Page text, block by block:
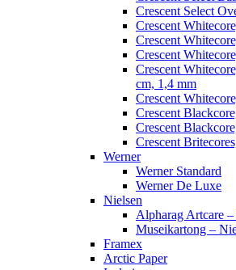
Crescent Select
Crescent
Crescent
Crescent
Crescent
cm, 1,4 mm
Crescent
Crescent
Crescent
Crescent
Werner
Werner Standard
Werner De Luxe
Nielsen
Alpharag Artcare
Museikartong –
Framex
Arctic Paper